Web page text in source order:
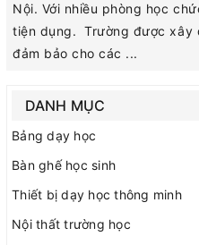
Nội. Với nhiều phòng học
tiện dụng. Trường được xây
đảm bảo cho các ...
DANH MỤC
Bảng dạy học
Bàn ghế học sinh
Thiết bị dạy học thông minh
Nội thất trường học